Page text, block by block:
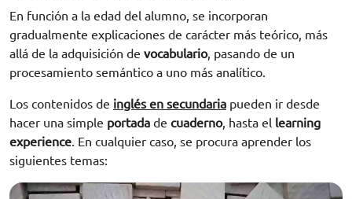
En función a la edad del alumno, se incorporan
gradualmente explicaciones de carácter más teórico, más
allá de la adquisición de vocabulario, pasando de un
procesamiento semántico a uno más analítico.
Los contenidos de inglés en secundaria pueden ir desde
hacer una simple portada de cuaderno, hasta el learning
experience . En cualquier caso, se procura aprender los
siguientes temas: